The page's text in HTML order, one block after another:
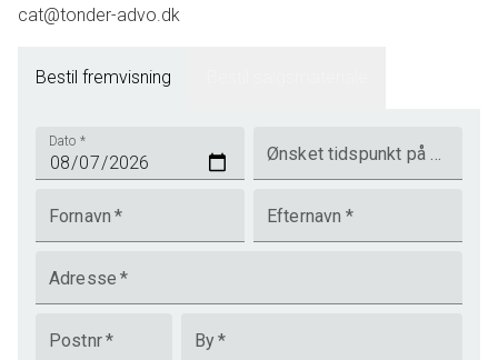
cat@tonder-advo.dk
Bestil fremvisning
Dato *
Ønsket tidspunkt på dagen
Fornavn * Efternavn *
Adresse *
Postnr* By*